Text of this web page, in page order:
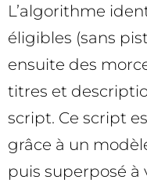
L’algorithme
éligibles (sans
ensuite des
titres et
script. Ce script
grâce à un
puis superposé à